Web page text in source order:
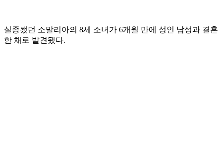
실종됐던 소말리아의 8세 소녀가 6개월 만에 성인 남성과 결혼
한 채로 발견됐다.